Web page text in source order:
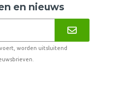
en nieuws
worden uitsluitend